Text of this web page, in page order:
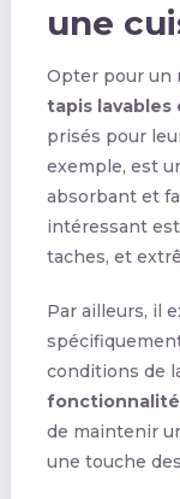
une
Opter pour un
tapis lavables
prisés pour
exemple, est
absorbant et
intéressant est
taches, et
Par ailleurs, il
conditions de
fonctionnalité
de maintenir
une touche